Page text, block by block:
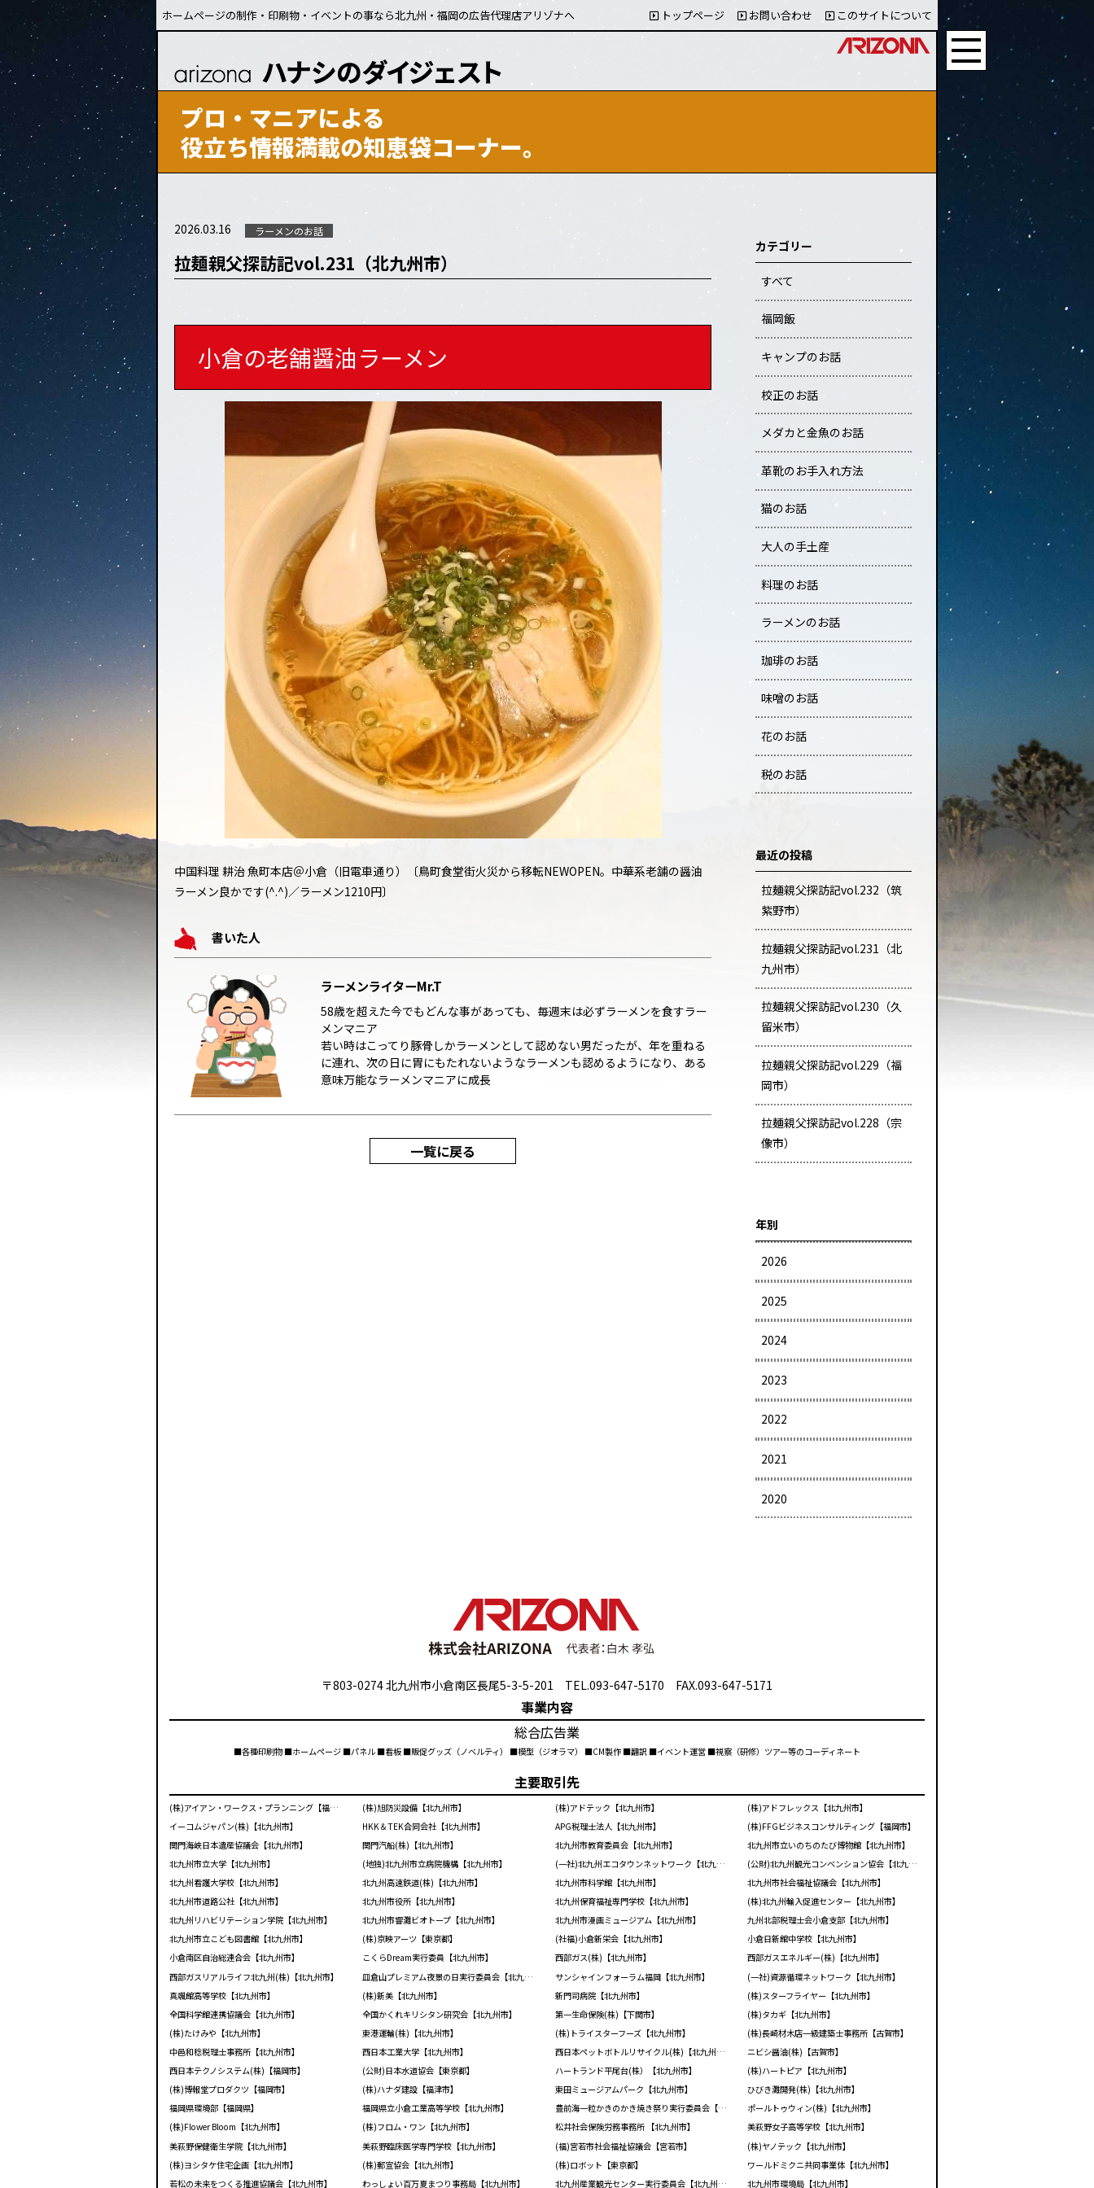
ホームページの制作・印刷物・イベントの事なら北九州・福岡の広告代理店アリゾナへ トップページ お問い合わせ このサイトについて
プロ・マニアによる
役立ち情報満載の知恵袋コーナー。
2026.03.16 ラーメンのお話
拉麺親父探訪記vol.231（北九州市）
小倉の老舗醤油ラーメン
中国料理 耕治 魚町本店＠小倉（旧電車通り）〔鳥町食堂街火災から移転NEWOPEN。中華系老舗の醤油
ラーメン良かです(^.^)／ラーメン1210円〕
書いた人
ラーメンライターMr.T
58歳を超えた今でもどんな事があっても、毎週末は必ずラーメンを食すラー
メンマニア
若い時はこってり豚骨しかラーメンとして認めない男だったが、年を重ねる
に連れ、次の日に胃にもたれないようなラーメンも認めるようになり、ある
意味万能なラーメンマニアに成長
一覧に戻る
カテゴリー
すべて
福岡飯
キャンプのお話
校正のお話
メダカと金魚のお話
革靴のお手入れ方法
猫のお話
大人の手土産
料理のお話
ラーメンのお話
珈琲のお話
味噌のお話
花のお話
税のお話
最近の投稿
拉麺親父探訪記vol.232（筑
紫野市）
拉麺親父探訪記vol.231（北
九州市）
拉麺親父探訪記vol.230（久
留米市）
拉麺親父探訪記vol.229（福
岡市）
拉麺親父探訪記vol.228（宗
像市）
年別
2026
2025
2024
2023
2022
2021
2020
〒803-0274 北九州市小倉南区長尾5-3-5-201 TEL.093-647-5170 FAX.093-647-5171
事業内容
総合広告業
■各種印刷物 ■ホームページ ■パネル ■看板 ■販促グッズ（ノベルティ） ■模型（ジオラマ） ■CM製作 ■翻訳 ■イベント運営 ■視察（研修）ツアー等のコーディネート
主要取引先
(株)アイアン・ワークス・プランニング【福岡市】 (株)旭防災設備【北九州市】 (株)アドテック【北九州市】
(株)アドフレックス【北九州市】
イーコムジャパン(株)【北九州市】
HKK＆TEK合同会社【北九州市】 APG税理士法人【北九州市】
(株)FFGビジネスコンサルティング【福岡市】
関門海峡日本遺産協議会【北九州市】
関門汽船(株)【北九州市】 北九州市教育委員会【北九州市】
北九州市立いのちのたび博物館【北九州市】
北九州市立大学【北九州市】
(地独)北九州市立病院機構【北九州市】 (一社)北九州エコタウンネットワーク【北九州市】
(公財)北九州観光コンベンション協会【北九州市】
北九州看護大学校【北九州市】
北九州高速鉄道(株)【北九州市】 北九州市科学館【北九州市】
北九州市社会福祉協議会【北九州市】
北九州市道路公社【北九州市】
北九州市役所【北九州市】 北九州保育福祉専門学校【北九州市】
(株)北九州輸入促進センター【北九州市】
北九州リハビリテーション学院【北九州市】
北九州市響灘ビオトープ【北九州市】 北九州市漫画ミュージアム【北九州市】
九州北部税理士会小倉支部【北九州市】
北九州市立こども図書館【北九州市】
(株)京映アーツ【東京都】 (社福)小倉新栄会【北九州市】
小倉日新館中学校【北九州市】
小倉南区自治総連合会【北九州市】
こくらDream実行委員【北九州市】 西部ガス(株)【北九州市】
西部ガスエネルギー(株)【北九州市】
西部ガスリアルライフ北九州(株)【北九州市】
皿倉山プレミアム夜景の日実行委員会【北九州市】 サンシャインフォーラム福岡【北九州市】
(一社)資源循環ネットワーク【北九州市】
真颯館高等学校【北九州市】
(株)新美【北九州市】 新門司病院【北九州市】
(株)スターフライヤー【北九州市】
全国科学館連携協議会【北九州市】
全国かくれキリシタン研究会【北九州市】 第一生命保険(株)【下関市】
(株)タカギ【北九州市】
(株)たけみや【北九州市】
東港運輸(株)【北九州市】 (株)トライスターフーズ【北九州市】
(株)長崎材木店一級建築士事務所【古賀市】
中邑和稔税理士事務所【北九州市】
西日本工業大学【北九州市】 西日本ペットボトルリサイクル(株)【北九州市】
ニビシ醤油(株)【古賀市】
西日本テクノシステム(株)【福岡市】
(公財)日本水道協会【東京都】 ハートランド平尾台(株）【北九州市】
(株)ハートピア【北九州市】
(株)博報堂プロダクツ【福岡市】
(株)ハナダ建設【福津市】 東田ミュージアムパーク【北九州市】
ひびき灘開発(株)【北九州市】
福岡県環境部【福岡県】
福岡県立小倉工業高等学校【北九州市】 豊前海一粒かきのかき焼き祭り実行委員会【北九州市】
ポールトゥウィン(株)【北九州市】
(株)Flower Bloom【北九州市】
(株)フロム・ワン【北九州市】 松井社会保険労務事務所 【北九州市】
美萩野女子高等学校【北九州市】
美萩野保健衛生学院【北九州市】
美萩野臨床医学専門学校【北九州市】 (福)宮若市社会福祉協議会【宮若市】
(株)ヤノテック【北九州市】
(株)ヨシタケ住宅企画【北九州市】
(株)郵宣協会【北九州市】 (株)ロボット【東京都】
ワールドミクニ共同事業体【北九州市】
若松の未来をつくる推進協議会【北九州市】
わっしょい百万夏まつり事務局【北九州市】 北九州産業観光センター実行委員会【北九州市】 北九州市環境局【北九州市】